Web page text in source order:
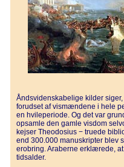
Åndsvidenskabelige kilder
forudset af vismændene i hele
en hvileperiode. Og det var
opsamle den gamle visdom
kejser Theodosius − truede
end 300.000 manuskripter blev
erobring. Araberne erklærede,
tidsalder.